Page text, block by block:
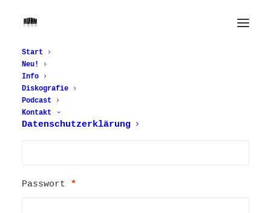
Start
Neu!
Info
Diskografie
Podcast
Kontakt
Datenschutzerklärung
My account
Anmelden
Benutzername oder E-Mail-Adresse
Passwort *